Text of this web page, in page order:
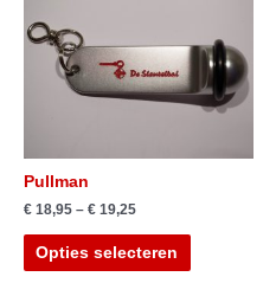
Pullman
€ 18,95 – € 19,25
Opties selecteren